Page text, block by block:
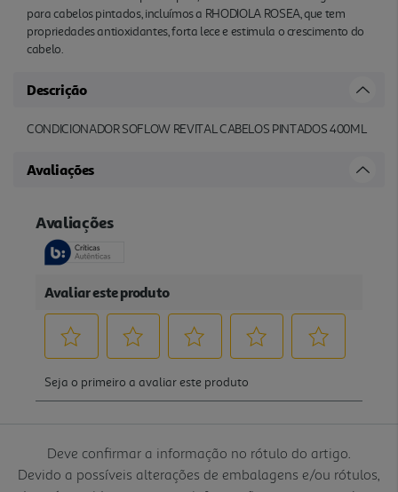
para cabelos pintados, incluímos a RHODIOLA ROSEA, que tem
propriedades antioxidantes, forta lece e estimula o crescimento do
cabelo.
Descrição
CONDICIONADOR SOFLOW REVITAL CABELOS PINTADOS 400ML
Avaliações
Deve confirmar a informação no rótulo do artigo.
Devido a possíveis alterações de embalagens e/ou rótulos,